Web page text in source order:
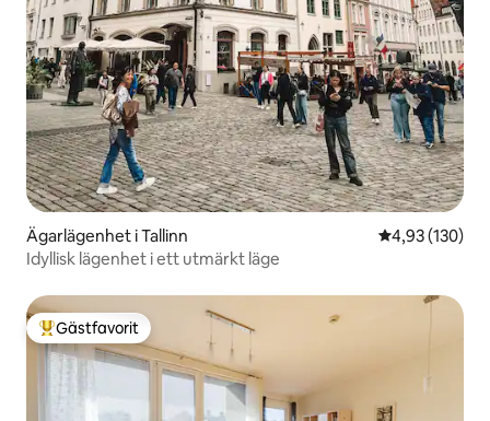
Ägarlägenhet i Tallinn 4,93 av 5 i
4,93 (130)
Idyllisk lägenhet i ett utmärkt läge
Populär gästfavorit
Gästfavorit